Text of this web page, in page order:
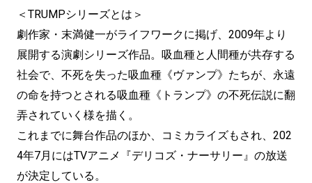
＜TRUMPシリーズとは＞
劇作家・末満健一がライフワークに掲げ、2009年より
展開する演劇シリーズ作品。吸血種と人間種が共存する
社会で、不死を失った吸血種《ヴァンプ》たちが、永遠
の命を持つとされる吸血種《トランプ》の不死伝説に翻
弄されていく様を描く。
これまでに舞台作品のほか、コミカライズもされ、202
4年7月にはTVアニメ『デリコズ・ナーサリー』の放送
が決定している。